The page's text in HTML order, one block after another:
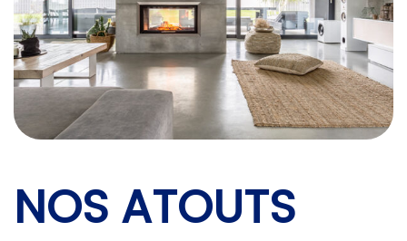
NOS ATOUTS